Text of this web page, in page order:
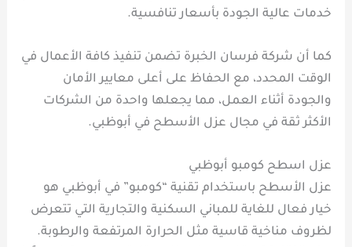
خدمات عالية الجودة بأسعار تنافسية.
كما أن شركة فرسان الخبرة تضمن تنفيذ كافة الأعمال في
الوقت المحدد، مع الحفاظ على أعلى معايير الأمان
والجودة أثناء العمل، مما يجعلها واحدة من الشركات
الأكثر ثقة في مجال عزل الأسطح في أبوظبي.
عزل اسطح كومبو أبوظبي
عزل الأسطح باستخدام تقنية “كومبو” في أبوظبي هو
خيار فعال للغاية للمباني السكنية والتجارية التي تتعرض
لظروف مناخية قاسية مثل الحرارة المرتفعة والرطوبة.